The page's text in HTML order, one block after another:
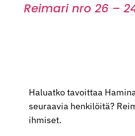
Reimari nro 26 –
Haluatko tavoittaa
seuraavia henkilöitä?
ihmiset.